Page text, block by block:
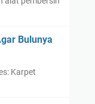
Bulunya
Karpet